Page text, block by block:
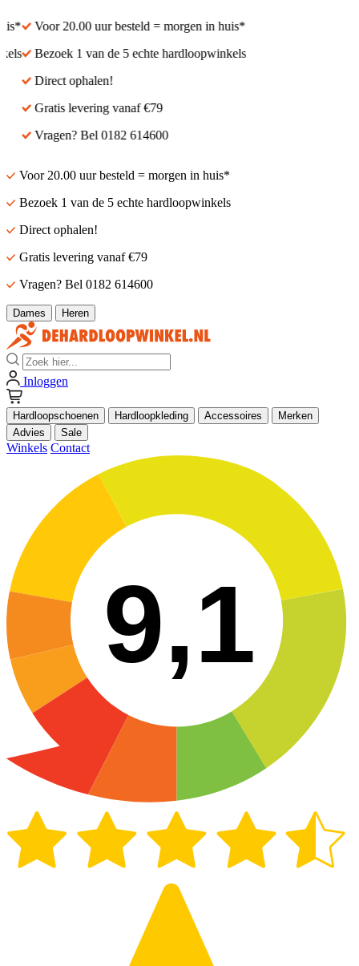
Voor 20.00 uur besteld = morgen in huis*
Bezoek 1 van de 5 echte hardloopwinkels
Direct ophalen!
Gratis levering vanaf €79
Vragen? Bel 0182 614600
Voor 20.00 uur besteld = morgen in huis*
Bezoek 1 van de 5 echte hardloopwinkels
Direct ophalen!
Gratis levering vanaf €79
Vragen? Bel 0182 614600
Dames Heren
Zoek
Inloggen
Hardloopschoenen Hardloopkleding Accessoires
Merken
Advies
Sale
Winkels Contact
9,1